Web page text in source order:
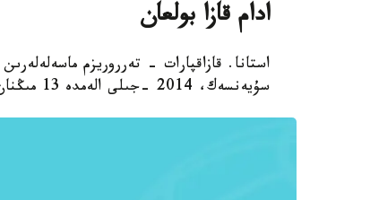
ادام قازا بولعان
استانا. قازاقپارات - تەرروريزم
سۇيەنسەك، 2014 -جىلى الەمدە 13 مىڭنان اسا لاڭكەستىك شابۋىل ورىن العان.